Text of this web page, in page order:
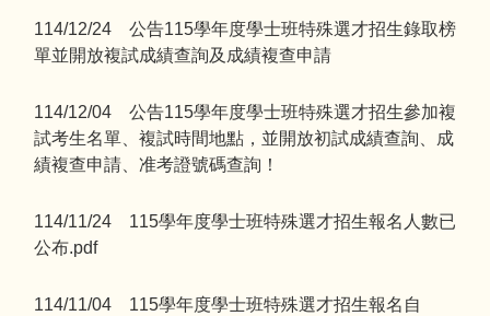
114/12/24 公告115學年度學士班特殊選才招生錄取榜
單並開放複試成績查詢及成績複查申請
114/12/04 公告115學年度學士班特殊選才招生參加複
試考生名單、複試時間地點，並開放初試成績查詢、成
績複查申請、准考證號碼查詢！
114/11/24 115學年度學士班特殊選才招生報名人數已
公布.pdf
114/11/04 115學年度學士班特殊選才招生報名自